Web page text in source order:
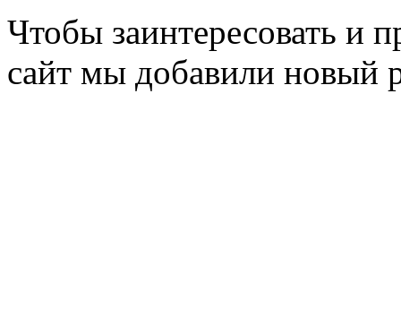
Чтобы заинтересовать и
сайт мы добавили новый